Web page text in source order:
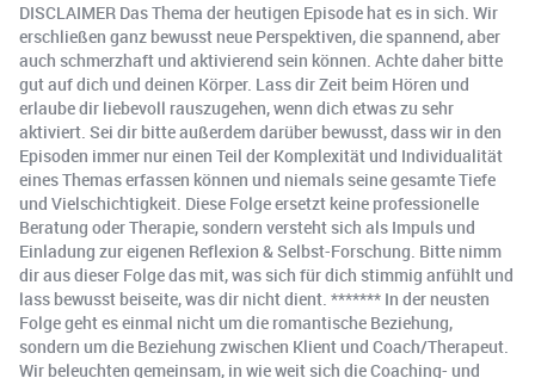
DISCLAIMER Das Thema der heutigen Episode hat es in sich. Wir
erschließen ganz bewusst neue Perspektiven, die spannend, aber
auch schmerzhaft und aktivierend sein können. Achte daher bitte
gut auf dich und deinen Körper. Lass dir Zeit beim Hören und
erlaube dir liebevoll rauszugehen, wenn dich etwas zu sehr
aktiviert. Sei dir bitte außerdem darüber bewusst, dass wir in den
Episoden immer nur einen Teil der Komplexität und Individualität
eines Themas erfassen können und niemals seine gesamte Tiefe
und Vielschichtigkeit. Diese Folge ersetzt keine professionelle
Beratung oder Therapie, sondern versteht sich als Impuls und
Einladung zur eigenen Reflexion & Selbst-Forschung. Bitte nimm
dir aus dieser Folge das mit, was sich für dich stimmig anfühlt und
lass bewusst beiseite, was dir nicht dient. ******* In der neusten
Folge geht es einmal nicht um die romantische Beziehung,
sondern um die Beziehung zwischen Klient und Coach/Therapeut.
Wir beleuchten gemeinsam, in wie weit sich die Coaching- und